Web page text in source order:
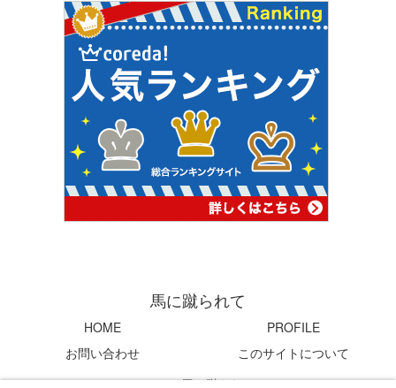
馬に蹴られて
HOME
PROFILE
お問い合わせ
このサイトについて
© 2004 馬に蹴られて.